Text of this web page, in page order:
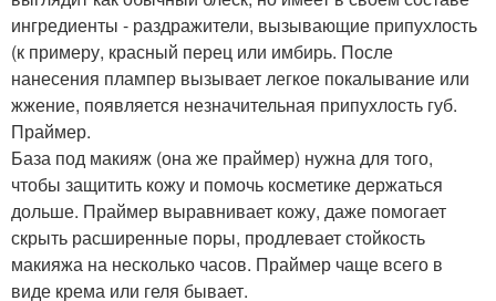
ингредиенты - раздражители, вызывающие припухлость
(к примеру, красный перец или имбирь. После
нанесения плампер вызывает легкое покалывание или
жжение, появляется незначительная припухлость губ.
Праймер.
База под макияж (она же праймер) нужна для того,
чтобы защитить кожу и помочь косметике держаться
дольше. Праймер выравнивает кожу, даже помогает
скрыть расширенные поры, продлевает стойкость
макияжа на несколько часов. Праймер чаще всего в
виде крема или геля бывает.